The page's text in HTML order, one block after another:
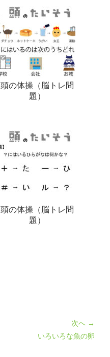
頭の体操（脳トレ問
題）
頭の体操（脳トレ問
題）
次へ →
いろいろな魚の卵